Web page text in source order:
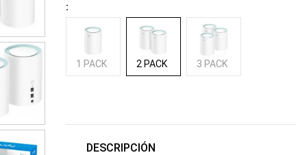
:
1 PACK 2 PACK 3 PACK
DESCRIPCIÓN